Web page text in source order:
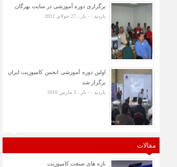
برگزاری دوره آموزشی در سایت بهرگان
بازدید : - بار ، 27 جولای 2011
اولین دوره آموزشی انجمن کامپوزیت ایران
برگزار شد
بازدید : - بار ، 3 مارس 2010
مقالات
تازه های صنعت کامپوزیت